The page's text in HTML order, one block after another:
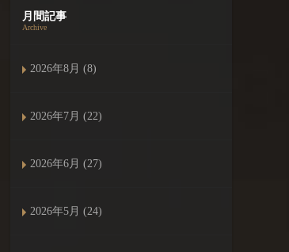
月間記事
Archive
2026年8月 (8)
2026年7月 (22)
2026年6月 (27)
2026年5月 (24)